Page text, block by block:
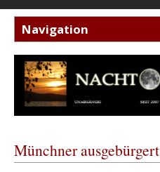
Münchner ausgebürgert